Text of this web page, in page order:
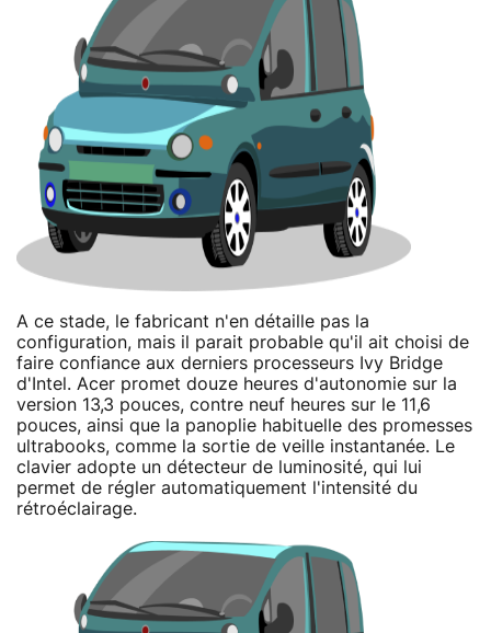
A ce stade, le fabricant n'en détaille pas la
configuration, mais il parait probable qu'il ait choisi de
faire confiance aux derniers processeurs Ivy Bridge
d'Intel. Acer promet douze heures d'autonomie sur la
version 13,3 pouces, contre neuf heures sur le 11,6
pouces, ainsi que la panoplie habituelle des promesses
ultrabooks, comme la sortie de veille instantanée. Le
clavier adopte un détecteur de luminosité, qui lui
permet de régler automatiquement l'intensité du
rétroéclairage.